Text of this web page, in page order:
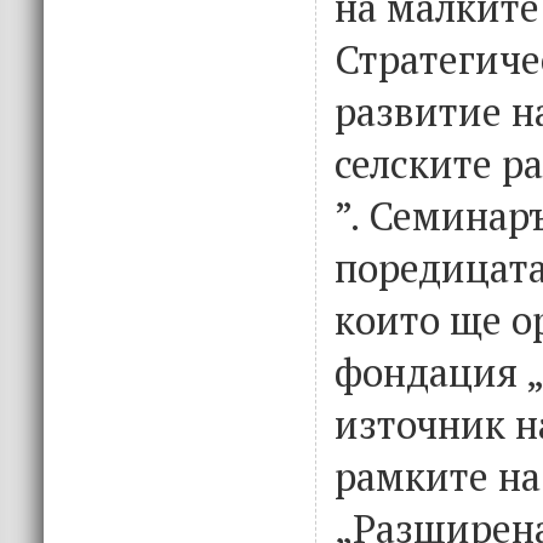
развитие
селските
”.
които ще
фондация
източник
рамките